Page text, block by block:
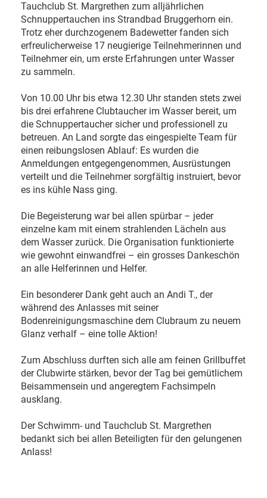
Tauchclub St. Margrethen zum alljährlichen
Schnuppertauchen ins Strandbad Bruggerhorn ein.
Trotz eher durchzogenem Badewetter fanden sich
erfreulicherweise 17 neugierige Teilnehmerinnen und
Teilnehmer ein, um erste Erfahrungen unter Wasser
zu sammeln.
Von 10.00 Uhr bis etwa 12.30 Uhr standen stets zwei
bis drei erfahrene Clubtaucher im Wasser bereit, um
die Schnuppertaucher sicher und professionell zu
betreuen. An Land sorgte das eingespielte Team für
einen reibungslosen Ablauf: Es wurden die
Anmeldungen entgegengenommen, Ausrüstungen
verteilt und die Teilnehmer sorgfältig instruiert, bevor
es ins kühle Nass ging.
Die Begeisterung war bei allen spürbar – jeder
einzelne kam mit einem strahlenden Lächeln aus
dem Wasser zurück. Die Organisation funktionierte
wie gewohnt einwandfrei – ein grosses Dankeschön
an alle Helferinnen und Helfer.
Ein besonderer Dank geht auch an Andi T., der
während des Anlasses mit seiner
Bodenreinigungsmaschine dem Clubraum zu neuem
Glanz verhalf – eine tolle Aktion!
Zum Abschluss durften sich alle am feinen Grillbuffet
der Clubwirte stärken, bevor der Tag bei gemütlichem
Beisammensein und angeregtem Fachsimpeln
ausklang.
Der Schwimm- und Tauchclub St. Margrethen
bedankt sich bei allen Beteiligten für den gelungenen
Anlass!